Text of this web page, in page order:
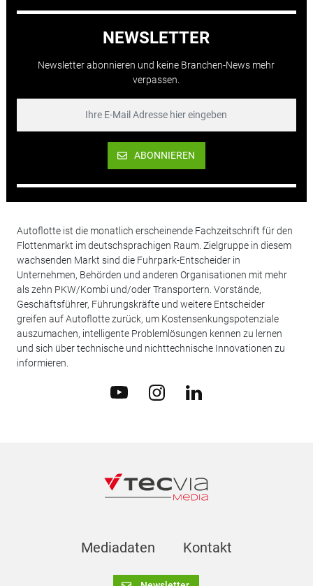
NEWSLETTER
Newsletter abonnieren und keine Branchen-News mehr
verpassen.
ABONNIEREN
Autoflotte ist die monatlich erscheinende Fachzeitschrift für den
Flottenmarkt im deutschsprachigen Raum. Zielgruppe in diesem
wachsenden Markt sind die Fuhrpark-Entscheider in
Unternehmen, Behörden und anderen Organisationen mit mehr
als zehn PKW/Kombi und/oder Transportern. Vorstände,
Geschäftsführer, Führungskräfte und weitere Entscheider
greifen auf Autoflotte zurück, um Kostensenkungspotenziale
auszumachen, intelligente Problemlösungen kennen zu lernen
und sich über technische und nichttechnische Innovationen zu
informieren.
Mediadaten Kontakt